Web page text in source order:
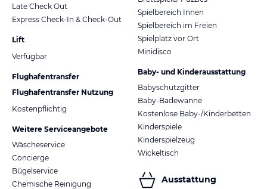
Late Check Out
Express Check-In & Check-Out
Lift
Verfügbar
Flughafentransfer
Flughafentransfer Nutzung
Kostenpflichtig
Weitere Serviceangebote
Wäscheservice
Concierge
Bügelservice
Chemische Reinigung
Spielbereich Innen
Spielbereich im Freien
Spielplatz vor Ort
Minidisco
Baby- und Kinderausstattung
Babyschutzgitter
Baby-Badewanne
Kostenlose Baby-/Kinderbetten
Kinderspiele
Kinderspielzeug
Wickeltisch
Ausstattung